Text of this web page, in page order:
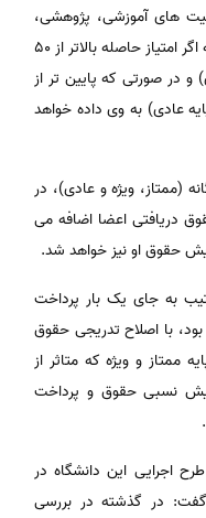
های آموزشی، پژوهشی،
فرهنگی و اجرایی هر فرد صورت می گیرد که اگر امتیاز حاصله بالاتر از ۵۰
برابر پایه عادی) و در صورتی که پایین تر از
پایه ویژه (ضریب ۲ برابر پایه عادی) به وی داده خواهد
داد: هر یک از این پایه های ۳ گانه (ممتاز، ویژه و عادی)، در
دریافتی اعضا اضافه می
حقوق او نیز خواهد شد.
به جای یک بار پرداخت
با اصلاح تدریجی حقوق
ممتاز و ویژه که متاثر از
نسبی حقوق و پرداخت
اجرایی این دانشگاه در
در گذشته در بررسی